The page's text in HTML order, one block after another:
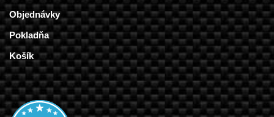
Objednávky
Pokladňa
Košík